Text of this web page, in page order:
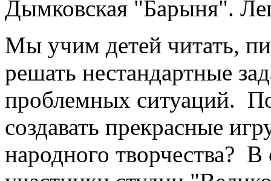
Дымковская "Барыня".
Мы учим детей читать,
решать нестандартные
проблемных ситуаций.
создавать прекрасные
народного творчества?